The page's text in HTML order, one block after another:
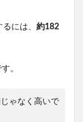
には、 約182
。
ゃなく高いで